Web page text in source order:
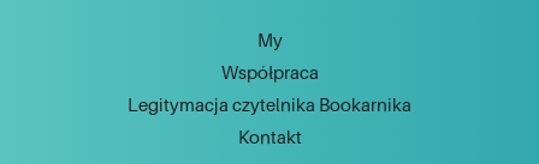
My
Współpraca
Legitymacja czytelnika Bookarnika
Kontakt